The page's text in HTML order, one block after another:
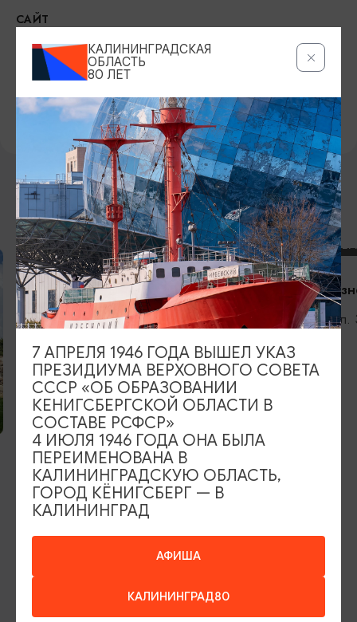
САЙТ
Официальный сайт ВКонтакте
ПРЕДЛОЖИТЬ ИНФОРМАЦИЮ
ДРУГИЕ МЕСТА
КИРХИ И ЦЕРКВИ
Лютеранская кирха Гросс
Скайсгиррена
КИРХИ И
Церковь
Гурьевск,
ИЩИТЕ ТАКЖЕ НА НАШЕМ САЙТЕ
КАЛИНИНГРАДСКАЯ
ОБЛАСТЬ
80 ЛЕТ
АФИША
КАЛИНИНГРАД80
7 АПРЕЛЯ 1946 ГОДА ВЫШЕЛ УКАЗ
ПРЕЗИДИУМА ВЕРХОВНОГО СОВЕТА
СССР «ОБ ОБРАЗОВАНИИ
КЕНИГСБЕРГСКОЙ ОБЛАСТИ В
СОСТАВЕ РСФСР»
4 ИЮЛЯ 1946 ГОДА ОНА БЫЛА
ПЕРЕИМЕНОВАНА В
КАЛИНИНГРАДСКУЮ ОБЛАСТЬ,
ГОРОД КЁНИГСБЕРГ — В
КАЛИНИНГРАД